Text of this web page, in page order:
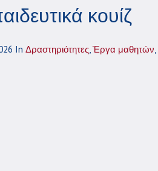
κουίζ
In Δραστηριότητες,Έργα μαθητών,